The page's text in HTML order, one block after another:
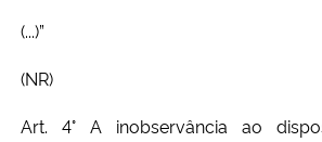
(...)”
(NR)
Art. 4° A inobservância ao